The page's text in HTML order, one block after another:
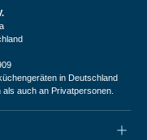
in Deutschland
auch an Privatpersonen.